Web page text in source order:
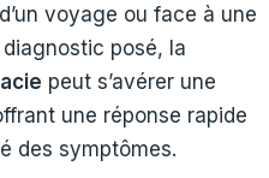
voyage ou face à une
posé, la
peut s’avérer une
une réponse rapide
des symptômes.